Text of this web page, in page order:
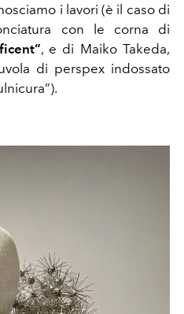
i lavori (è il caso di
con le corna di
, e di Maiko Takeda,
di perspex indossato